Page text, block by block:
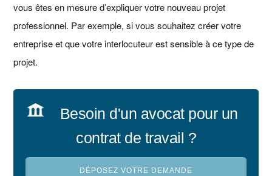
vous êtes en mesure d’expliquer votre nouveau projet
professionnel. Par exemple, si vous souhaitez créer votre
entreprise et que votre interlocuteur est sensible à ce type de
projet.
Besoin d'un avocat pour un
contrat de travail ?
DÉPOSEZ VOTRE DEMANDE